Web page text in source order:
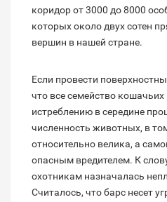
коридор от 3000 до 8000
которых около двух сотен
вершин в нашей стране.
Если провести
что все семейство кошачьих
истреблению в середине
численность животных, в
относительно велика, а
опасным вредителем. К
охотникам назначалась
Считалось, что барс несет